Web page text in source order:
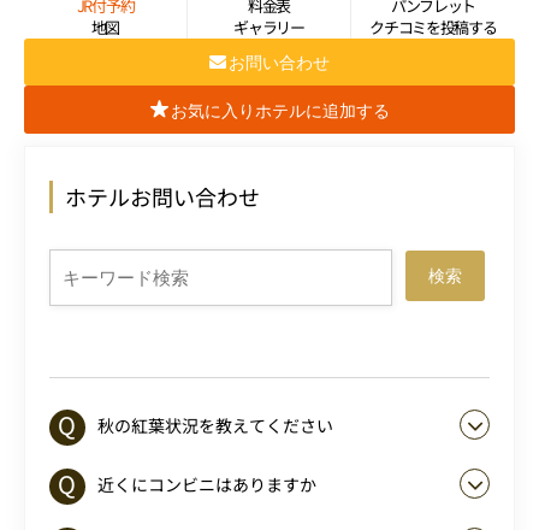
JR付予約 料金表
パンフレット
地図
ギャラリー クチコミを投稿する
お問い合わせ
お気に入りホテルに追加する
ホテルお問い合わせ
検索
秋の紅葉状況を教えてください
近くにコンビニはありますか